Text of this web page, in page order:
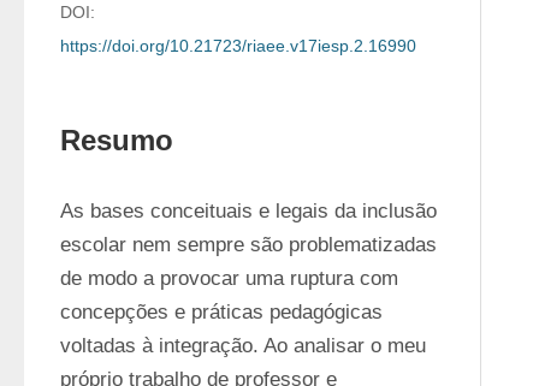
DOI:
https://doi.org/10.21723/riaee.v17iesp.2.16990
Resumo
As bases conceituais e legais da inclusão
escolar nem sempre são problematizadas
de modo a provocar uma ruptura com
concepções e práticas pedagógicas
voltadas à integração. Ao analisar o meu
próprio trabalho de professor e